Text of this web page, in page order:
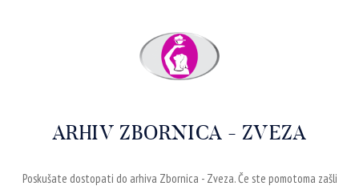
ARHIV ZBORNICA - ZVEZA
Poskušate dostopati do arhiva Zbornica - Zveza. Če ste pomotoma zašli